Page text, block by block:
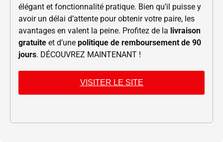
élégant et fonctionnalité pratique. Bien qu’il puisse y
avoir un délai d’attente pour obtenir votre paire, les
avantages en valent la peine. Profitez de la livraison
gratuite et d’une politique de remboursement de 90
jours. DÉCOUVREZ MAINTENANT !
VISITER LE SITE